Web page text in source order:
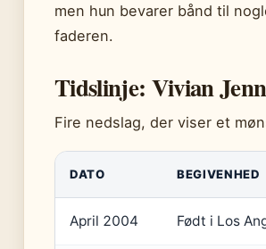
men hun bevarer bånd til
faderen.
Tidslinje: Vivian
Fire nedslag, der viser et
DATO BEGIVENHED
April 2004 Født i Los